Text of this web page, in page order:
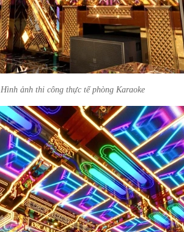
Hình ảnh thi công thực tế phòng Karaoke